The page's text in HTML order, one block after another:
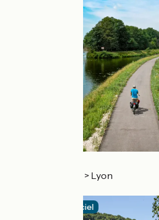
Sierck-les-Bains > Lyon
Itinéraire officiel